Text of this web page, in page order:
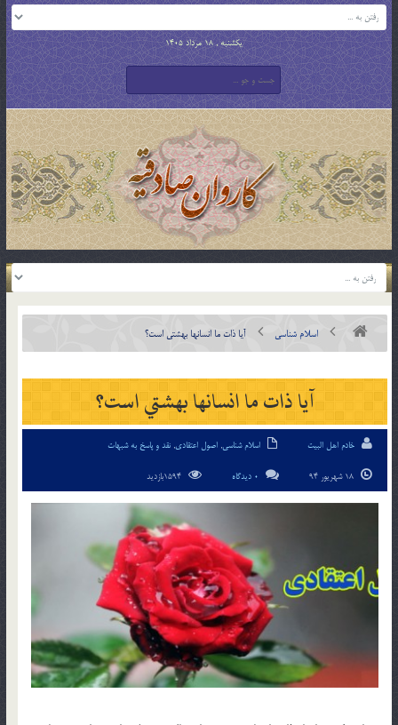
یکشنبه , 18 مرداد 1405
اسلام شناسی آيا ذات ما انسانها بهشتي است؟
آيا ذات ما انسانها بهشتي است؟
خادم اهل البیت اسلام شناسی, اصول اعتقادی, نقد و پاسخ به شبهات
0 دیدگاه